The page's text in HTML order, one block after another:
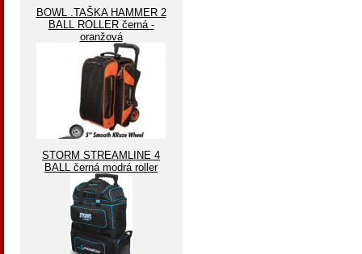
BOWL .TAŠKA HAMMER 2
BALL ROLLER černá -
oranžová
STORM STREAMLINE 4
BALL černá modrá roller